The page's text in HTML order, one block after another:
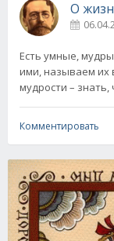
О
Есть умные,
ими, называем их великими...
мудрости –
Комментировать